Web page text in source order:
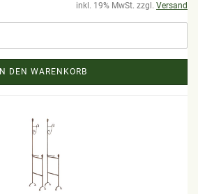
inkl. 19% MwSt. zzgl. Versand
IN DEN WARENKORB